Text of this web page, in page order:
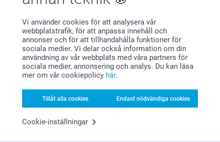
Vi använder cookies för att analysera vår
webbplatstrafik, för att anpassa innehåll och
annonser och för att tillhandahålla funktioner för
sociala medier. Vi delar också information om din
användning av vår webbplats med våra partners för
sociala medier, annonsering och analys. Du kan läsa
mer om vår cookiepolicy här.
Tillåt alla cookies Endast nödvändiga cookies
Cookie-inställningar
Bonus på alla dina köp